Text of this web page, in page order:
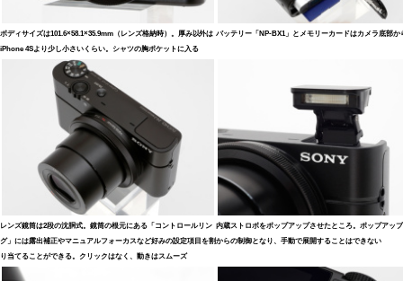
ボディサイズは101.6×58.1×35.9mm（レンズ格納時）。厚み以外は
iPhone 4Sより少し小さいくらい。シャツの胸ポケットに入る
バッテリー「NP-BX1」とメモリーカードはカメラ底部か
レンズ鏡筒は2段の沈胴式。鏡筒の根元にある「コントロールリン
グ」には露出補正やマニュアルフォーカスなど好みの設定項目を割
り当てることができる。クリックはなく、動きはスムーズ
内蔵ストロボをポップアップさせたところ。ポップアッ
からの制御となり、手動で展開することはできない